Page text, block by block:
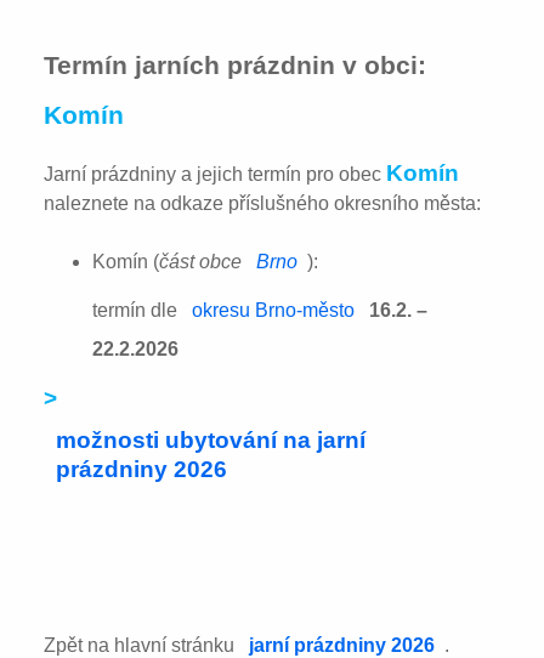
Termín jarních prázdnin v obci:
Komín
Jarní prázdniny a jejich termín pro obec Komín
naleznete na odkaze příslušného okresního města:
Komín (část obce Brno ):
termín dle okresu Brno-město
16.2. –
22.2.2026
>
možnosti ubytování na jarní
prázdniny 2026
Zpět na hlavní stránku jarní prázdniny 2026 .